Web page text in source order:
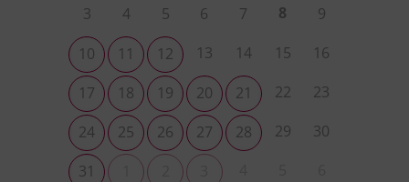
3
4 5 6 7 8
9
10
11 12 13 14 15
16
17
18 19 20 21 22
23
24
25 26 27 28 29
30
31